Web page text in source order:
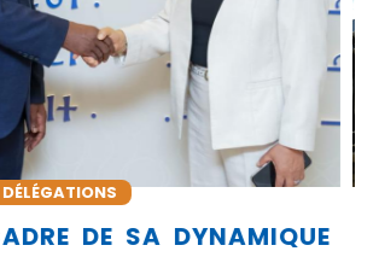
ET D'ASSOCIATION